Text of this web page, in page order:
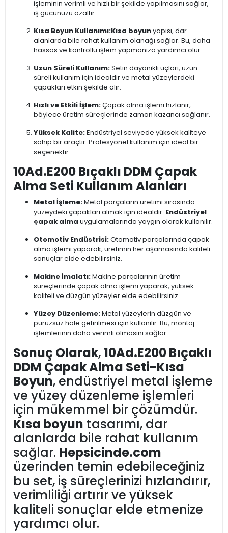
işleminin verimli ve hızlı bir şekilde yapılmasını sağlar,
iş gücünüzü azaltır.
Kısa Boyun Kullanımı:Kısa boyunyapısı, dar
alanlarda bile rahat kullanım olanağı sağlar. Bu, daha
hassas ve kontrollü işlem yapmanıza yardımcı olur.
Uzun Süreli Kullanım:Setin dayanıklı uçları, uzun
süreli kullanım için idealdir ve metal yüzeylerdeki
çapakları etkin şekilde alır.
Hızlı ve Etkili İşlem:Çapak alma işlemi hızlanır,
böylece üretim süreçlerinde zaman kazancı sağlanır.
Yüksek Kalite:Endüstriyel seviyede yüksek kaliteye
sahip bir araçtır. Profesyonel kullanım için ideal bir
seçenektir.
10Ad.E200 Bıçaklı DDM Çapak
Alma Seti Kullanım Alanları
Metal İşleme:Metal parçaların üretimi sırasında
yüzeydeki çapakları almak için idealdir. Endüstriyel
çapak alma uygulamalarında yaygın olarak kullanılır.
Otomotiv Endüstrisi:Otomotiv parçalarında çapak
alma işlemi yaparak, üretimin her aşamasında kaliteli
sonuçlar elde edebilirsiniz.
Makine İmalatı:Makine parçalarının üretim
süreçlerinde çapak alma işlemi yaparak, yüksek
kaliteli ve düzgün yüzeyler elde edebilirsiniz.
Yüzey Düzenleme:Metal yüzeylerin düzgün ve
pürüzsüz hale getirilmesi için kullanılır. Bu, montaj
işlemlerinin daha verimli olmasını sağlar.
Sonuç Olarak,10Ad.E200 Bıçaklı
DDM Çapak Alma Seti-Kısa
Boyun, endüstriyel metal işleme
ve yüzey düzenleme işlemleri
için mükemmel bir çözümdür.
Kısa boyun tasarımı, dar
alanlarda bile rahat kullanım
sağlar. Hepsicinde.com
üzerinden temin edebileceğiniz
bu set, iş süreçlerinizi hızlandırır,
verimliliği artırır ve yüksek
kaliteli sonuçlar elde etmenize
yardımcı olur.